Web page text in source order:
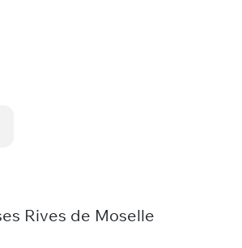
Rives de Moselle